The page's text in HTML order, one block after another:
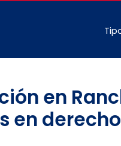
en
en